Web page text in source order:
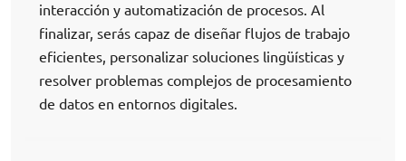
interacción y automatización de procesos. Al
finalizar, serás capaz de diseñar flujos de trabajo
eficientes, personalizar soluciones lingüísticas y
resolver problemas complejos de procesamiento
de datos en entornos digitales.